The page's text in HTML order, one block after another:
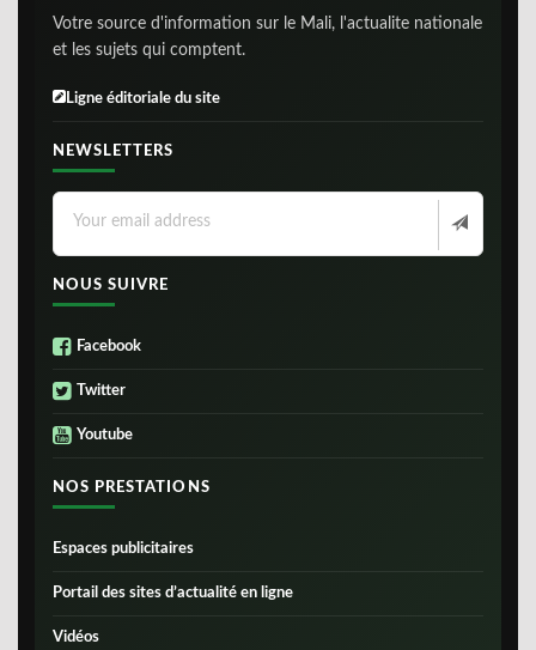
Votre source d'information sur le Mali, l'actualite nationale
et les sujets qui comptent.
Ligne éditoriale du site
NEWSLETTERS
NOUS SUIVRE
Facebook
Twitter
Youtube
NOS PRESTATIONS
Espaces publicitaires
Portail des sites d’actualité en ligne
Vidéos